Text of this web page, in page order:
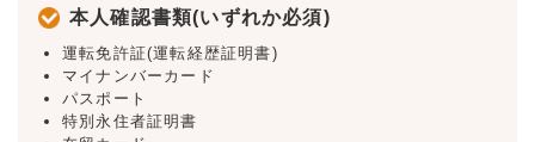
本人確認書類(いずれか必須)
運転免許証(運転経歴証明書)
マイナンバーカード
パスポート
特別永住者証明書